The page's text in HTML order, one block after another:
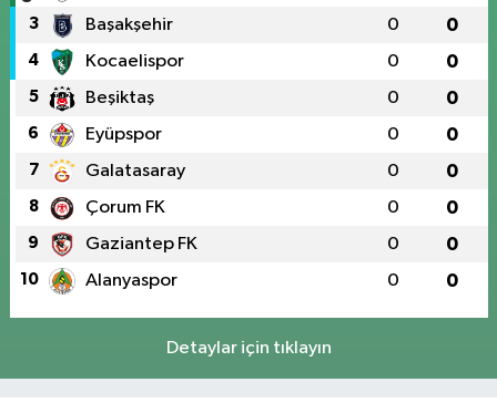
3 Başakşehir 0 0
4 Kocaelispor 0 0
5 Beşiktaş 0 0
6 Eyüpspor 0 0
7 Galatasaray 0 0
8 Çorum FK 0 0
9 Gaziantep FK 0 0
10 Alanyaspor 0 0
Detaylar için tıklayın